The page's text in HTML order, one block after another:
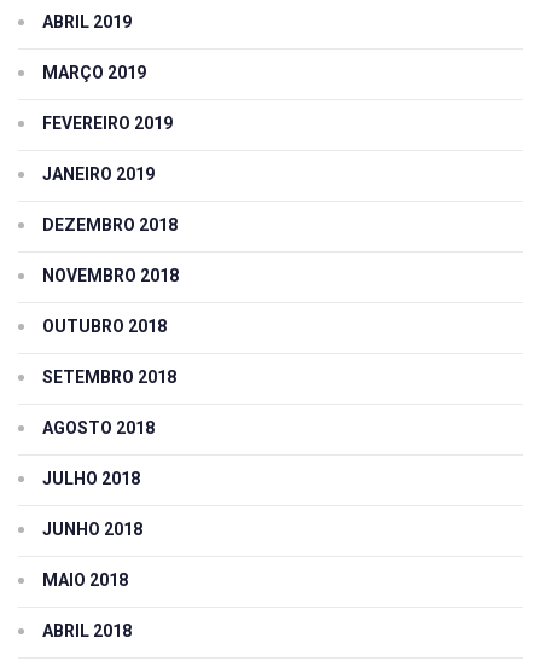
ABRIL 2019
MARÇO 2019
FEVEREIRO 2019
JANEIRO 2019
DEZEMBRO 2018
NOVEMBRO 2018
OUTUBRO 2018
SETEMBRO 2018
AGOSTO 2018
JULHO 2018
JUNHO 2018
MAIO 2018
ABRIL 2018